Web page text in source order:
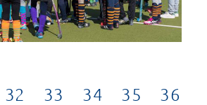
32 33 34 35
36